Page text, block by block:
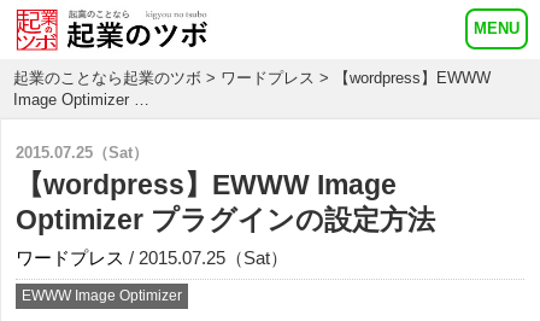
起業のことなら起業のツボ > ワードプレス > 【wordpress】EWWW
Image Optimizer …
2015.07.25（Sat）
【wordpress】EWWW Image
Optimizer プラグインの設定方法
ワードプレス / 2015.07.25（Sat）
EWWW Image Optimizer